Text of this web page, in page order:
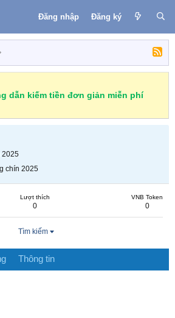
Đăng nhập Đăng ký
dẫn kiếm tiền đơn giản miễn phí
2025
chín 2025
Lượt thích
0
VNB Token
0
Tìm kiếm
Thông tin